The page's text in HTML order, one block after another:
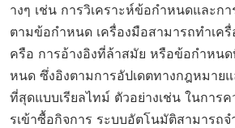
างๆ เช่น การวิเคราะห์ข้อกำหนดและก
ตามข้อกำหนด เครื่องมือสามารถทำเค
ครือ การอ้างอิงที่ล้าสมัย หรือข้อกำหน
หนด ซึ่งอิงตามการอัปเดตทางกฎหมาย
ที่สุดแบบเรียลไทม์ ตัวอย่างเช่น ในการ
รเข้าซื้อกิจการ ระบบอัตโนมัติสามารถ